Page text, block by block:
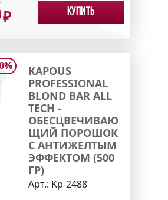
₽ Купить
%
KAPOUS
PROFESSIONAL
BLOND BAR ALL
TECH -
ОБЕСЦВЕЧИВАЮ
ЩИЙ ПОРОШОК
С АНТИЖЕЛТЫМ
ЭФФЕКТОМ (500
ГР)
Арт.: Kp-2488